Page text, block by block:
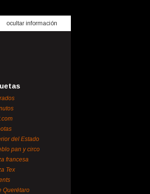
ocultar información
del Estado
pan y circo
francesa
Tex
Querétaro